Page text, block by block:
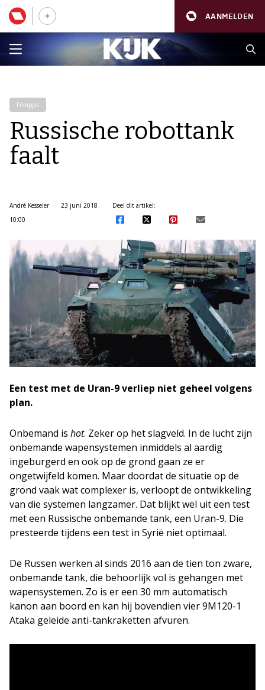
AANMELDEN
Filmpjes
Russische robottank
faalt
André Kesseler
23 juni 2018
10:00
Deel dit artikel:
Een test met de Uran-9 verliep niet geheel volgens
plan.
Onbemand is hot. Zeker op het slagveld. In de lucht zijn
onbemande wapensystemen inmiddels al aardig
ingeburgerd en ook op de grond gaan ze er
ongetwijfeld komen. Maar doordat de situatie op de
grond vaak wat complexer is, verloopt de ontwikkeling
van die systemen langzamer. Dat blijkt wel uit een test
met een Russische onbemande tank, een Uran-9. Die
presteerde tijdens een test in Syrië niet optimaal.
De Russen werken al sinds 2016 aan de tien ton zware,
onbemande tank, die behoorlijk vol is gehangen met
wapensystemen. Zo is er een 30 mm automatisch
kanon aan boord en kan hij bovendien vier 9M120-1
Ataka geleide anti-tankraketten afvuren.